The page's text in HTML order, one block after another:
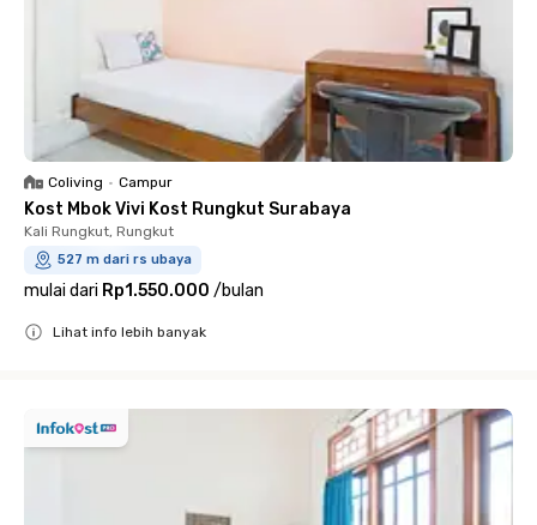
Coliving • Campur
Kost Mbok Vivi Kost Rungkut Surabaya
Kali Rungkut, Rungkut
527 m dari rs ubaya
mulai dari Rp1.550.000 /bulan
Lihat info lebih banyak